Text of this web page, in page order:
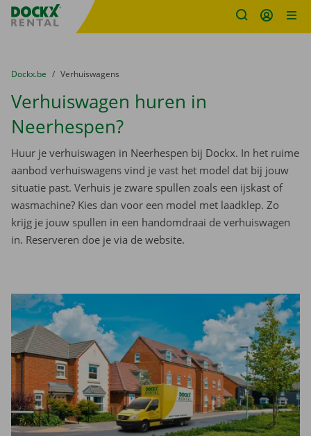
Fratello DEMO
U bevindt zich hier:
van
Dockx.be naar
Verhuiswagens
Verhuiswagen huren in
Neerhespen?
Huur je verhuiswagen in Neerhespen bij Dockx. In het ruime
aanbod verhuiswagens vind je vast het model dat bij jouw
situatie past. Verhuis je zware spullen zoals een ijskast of
wasmachine? Kies dan voor een model met laadklep. Zo
krijg je jouw spullen in een handomdraai de verhuiswagen
in. Reserveren doe je via de website.